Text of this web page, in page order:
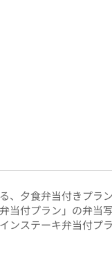
、夕食弁当付きプラ
付プラン」の弁当写
ンステーキ弁当付プ